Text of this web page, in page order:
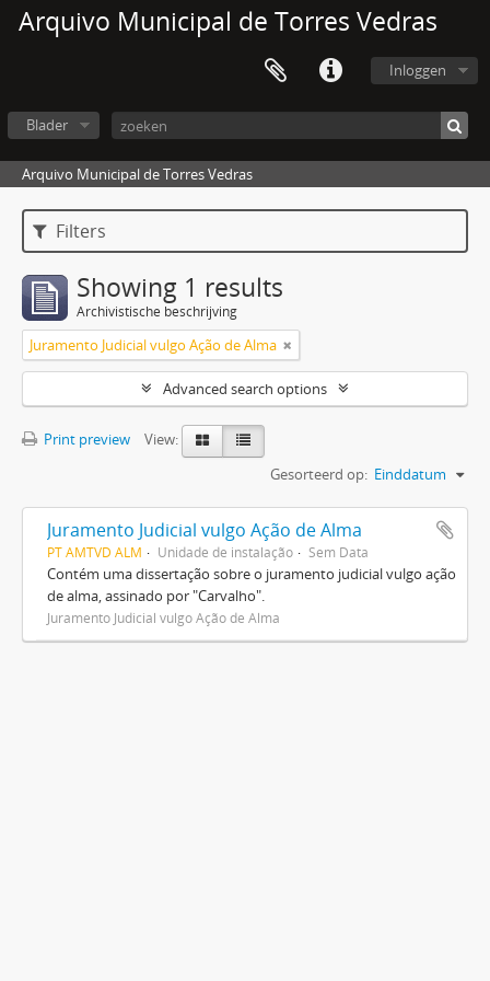
Arquivo Municipal de Torres Vedras
Inloggen
Blader
Arquivo Municipal de Torres Vedras
Filters
Showing 1 results
Archivistische beschrijving
Juramento Judicial vulgo Ação de Alma
Advanced search options
Print preview
View:
Gesorteerd op: Einddatum
Juramento Judicial vulgo Ação de Alma
PT AMTVD ALM Unidade de instalação Sem Data
Contém uma dissertação sobre o juramento judicial vulgo ação
de alma, assinado por "Carvalho".
Juramento Judicial vulgo Ação de Alma